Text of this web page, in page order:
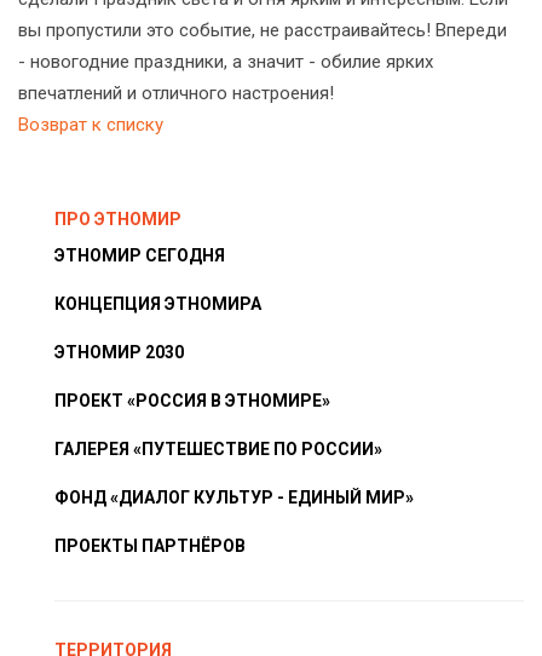
вы пропустили это событие, не расстраивайтесь! Впереди
- новогодние праздники, а значит - обилие ярких
впечатлений и отличного настроения!
Возврат к списку
ПРО ЭТНОМИР
ЭТНОМИР СЕГОДНЯ
КОНЦЕПЦИЯ ЭТНОМИРА
ЭТНОМИР 2030
ПРОЕКТ «РОССИЯ В ЭТНОМИРЕ»
ГАЛЕРЕЯ «ПУТЕШЕСТВИЕ ПО РОССИИ»
ФОНД «ДИАЛОГ КУЛЬТУР - ЕДИНЫЙ МИР»
ПРОЕКТЫ ПАРТНЁРОВ
ТЕРРИТОРИЯ